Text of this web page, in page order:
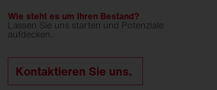
Wie steht es um Ihren Bestand?
Lassen Sie uns starten und Potenziale
aufdecken.
Kontaktieren Sie uns.